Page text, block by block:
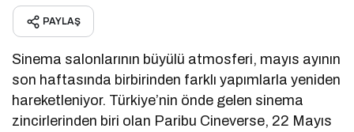
PAYLAŞ
Sinema salonlarının büyülü atmosferi, mayıs ayının
son haftasında birbirinden farklı yapımlarla yeniden
hareketleniyor. Türkiye’nin önde gelen sinema
zincirlerinden biri olan Paribu Cineverse, 22 Mayıs